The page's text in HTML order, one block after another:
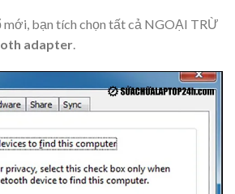
mới, bạn tích chọn tất cả NGOẠI TRỪ
adapter.